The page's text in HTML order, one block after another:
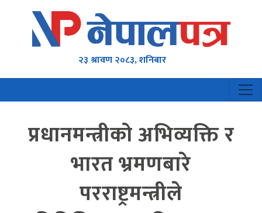
२३ श्रावण २०८३, शनिबार
प्रधानमन्त्रीको अभिव्यक्ति र
भारत भ्रमणबारे
परराष्ट्रमन्त्रीले